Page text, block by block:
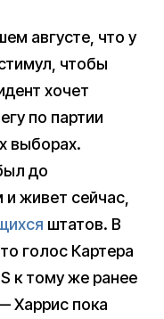
августе, что у
чтобы
хочет
по партии
выборах.
до
и живет сейчас,
штатов. В
голос Картера
к тому же ранее
Харрис пока